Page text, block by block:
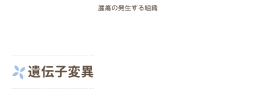
遺伝子変異